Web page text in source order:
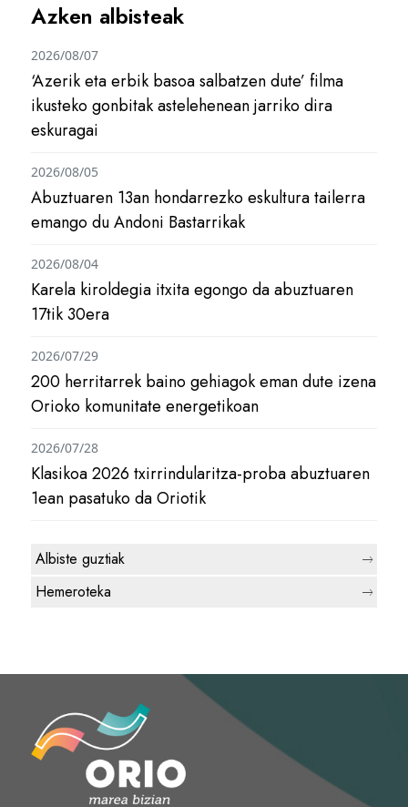
Azken albisteak
‘Azerik eta erbik basoa salbatzen dute’ filma
ikusteko gonbitak astelehenean jarriko dira
eskuragai
2026/08/07
Abuztuaren 13an hondarrezko eskultura tailerra
emango du Andoni Bastarrikak
2026/08/05
Karela kiroldegia itxita egongo da abuztuaren
17tik 30era
2026/08/04
200 herritarrek baino gehiagok eman dute izena
Orioko komunitate energetikoan
2026/07/29
Klasikoa 2026 txirrindularitza-proba abuztuaren
1ean pasatuko da Oriotik
2026/07/28
Albiste guztiak
Hemeroteka